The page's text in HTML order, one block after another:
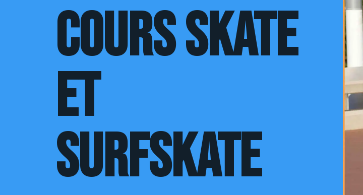
Cours skate
et
surfskate